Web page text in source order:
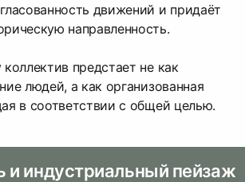
движений и придаёт
направленность.
предстает не как
людей, а как организованная
в соответствии с общей целью.
и индустриальный пейзаж